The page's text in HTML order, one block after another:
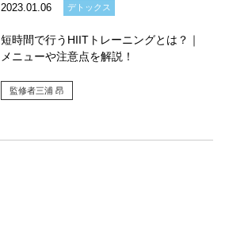
2023.01.06 デトックス
短時間で行うHIITトレーニングとは？｜
メニューや注意点を解説！
監修者三浦 昂